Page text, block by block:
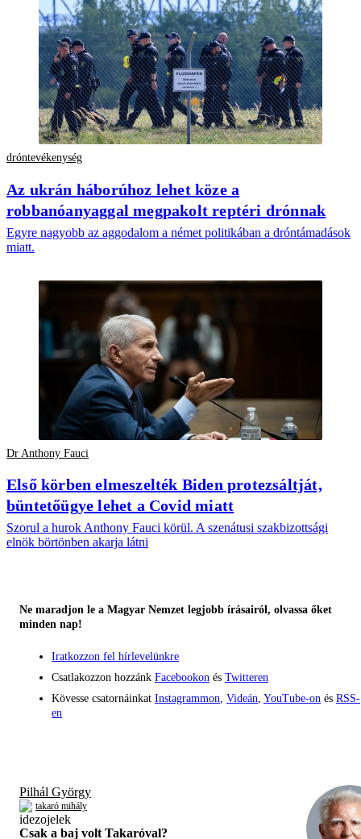
dróntevékenység
Az ukrán háborúhoz lehet köze a
robbanóanyaggal megpakolt reptéri drónnak
Egyre nagyobb az aggodalom a német politikában a dróntámadások
miatt.
Dr Anthony Fauci
Első körben elmeszelték Biden protezsáltját,
büntetőügye lehet a Covid miatt
Szorul a hurok Anthony Fauci körül. A szenátusi szakbizottsági
elnök börtönben akarja látni
Ne maradjon le a Magyar Nemzet legjobb írásairól, olvassa őket
minden nap!
Iratkozzon fel hírlevelünkre
Csatlakozzon hozzánk Facebookon és Twitteren
Kövesse csatornáinkat Instagrammon, Videán, YouTube-on és RSS-
en
Pilhál György
takaró mihály
Csak a baj volt Takaróval?